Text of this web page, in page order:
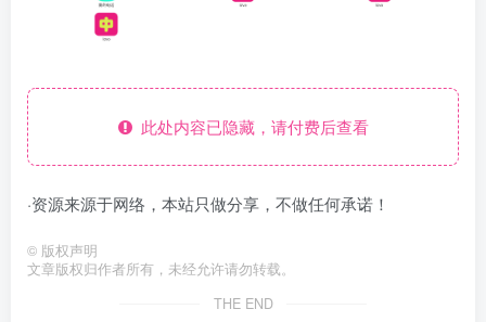
此处内容已隐藏，请付费后查看
·资源来源于网络，本站只做分享，不做任何承诺！
© 版权声明
文章版权归作者所有，未经允许请勿转载。
THE END